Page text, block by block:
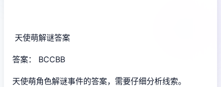
天使萌解谜答案
答案： BCCBB
天使萌角色解谜事件的答案，需要仔细分析线索。